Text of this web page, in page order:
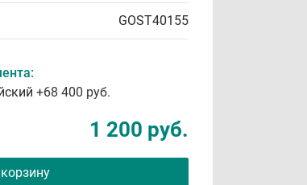
GOST40155
+68 400 руб.
1 200 руб.